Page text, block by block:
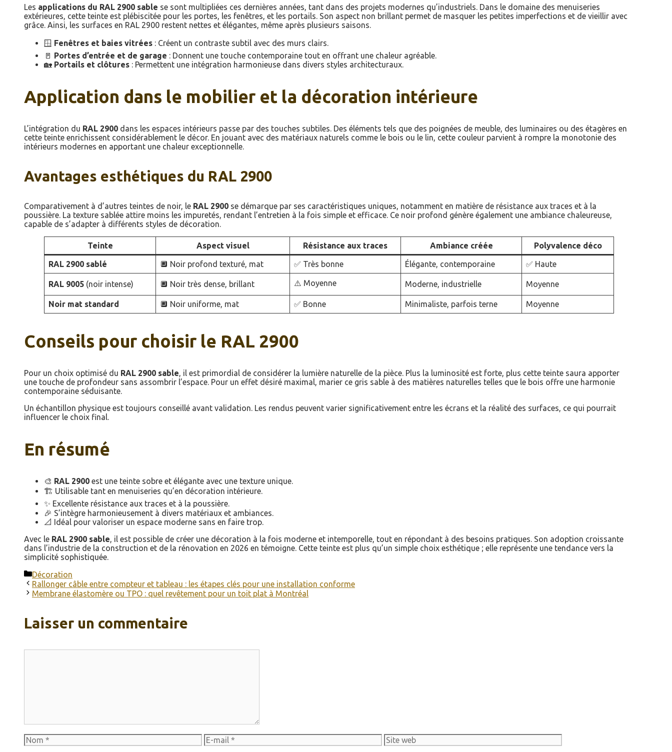
Les applications du RAL 2900 sable se sont multipliées ces dernières années, tant dans des projets modernes qu’industriels. Dans le domaine des menuiseries
extérieures, cette teinte est plébiscitée pour les portes, les fenêtres, et les portails. Son aspect non brillant permet de masquer les petites imperfections et de vieillir avec
grâce. Ainsi, les surfaces en RAL 2900 restent nettes et élégantes, même après plusieurs saisons.
🪟 Fenêtres et baies vitrées : Créent un contraste subtil avec des murs clairs.
🚪 Portes d’entrée et de garage : Donnent une touche contemporaine tout en offrant une chaleur agréable.
🏡 Portails et clôtures : Permettent une intégration harmonieuse dans divers styles architecturaux.
Application dans le mobilier et la décoration intérieure
L’intégration du RAL 2900 dans les espaces intérieurs passe par des touches subtiles. Des éléments tels que des poignées de meuble, des luminaires ou des étagères en
cette teinte enrichissent considérablement le décor. En jouant avec des matériaux naturels comme le bois ou le lin, cette couleur parvient à rompre la monotonie des
intérieurs modernes en apportant une chaleur exceptionnelle.
Avantages esthétiques du RAL 2900
Comparativement à d’autres teintes de noir, le RAL 2900 se démarque par ses caractéristiques uniques, notamment en matière de résistance aux traces et à la
poussière. La texture sablée attire moins les impuretés, rendant l’entretien à la fois simple et efficace. Ce noir profond génère également une ambiance chaleureuse,
capable de s’adapter à différents styles de décoration.
Teinte Aspect visuel Résistance aux traces Ambiance créée Polyvalence déco
RAL 2900 sablé 🔲 Noir profond texturé, mat ✅ Très bonne Élégante, contemporaine ✅ Haute
RAL 9005 (noir intense) 🔲 Noir très dense, brillant ⚠️ Moyenne Moderne, industrielle Moyenne
Noir mat standard 🔲 Noir uniforme, mat ✅ Bonne Minimaliste, parfois terne Moyenne
Conseils pour choisir le RAL 2900
Pour un choix optimisé du RAL 2900 sable, il est primordial de considérer la lumière naturelle de la pièce. Plus la luminosité est forte, plus cette teinte saura apporter
une touche de profondeur sans assombrir l’espace. Pour un effet désiré maximal, marier ce gris sable à des matières naturelles telles que le bois offre une harmonie
contemporaine séduisante.
Un échantillon physique est toujours conseillé avant validation. Les rendus peuvent varier significativement entre les écrans et la réalité des surfaces, ce qui pourrait
influencer le choix final.
En résumé
🎨 RAL 2900 est une teinte sobre et élégante avec une texture unique.
🏗️ Utilisable tant en menuiseries qu’en décoration intérieure.
✨ Excellente résistance aux traces et à la poussière.
🎉 S’intègre harmonieusement à divers matériaux et ambiances.
📐 Idéal pour valoriser un espace moderne sans en faire trop.
Avec le RAL 2900 sable, il est possible de créer une décoration à la fois moderne et intemporelle, tout en répondant à des besoins pratiques. Son adoption croissante
dans l’industrie de la construction et de la rénovation en 2026 en témoigne. Cette teinte est plus qu’un simple choix esthétique ; elle représente une tendance vers la
simplicité sophistiquée.
Catégories
Décoration
Rallonger câble entre compteur et tableau : les étapes clés pour une installation conforme
Membrane élastomère ou TPO : quel revêtement pour un toit plat à Montréal
Laisser un commentaire
Nom
E-
mail
Site
web